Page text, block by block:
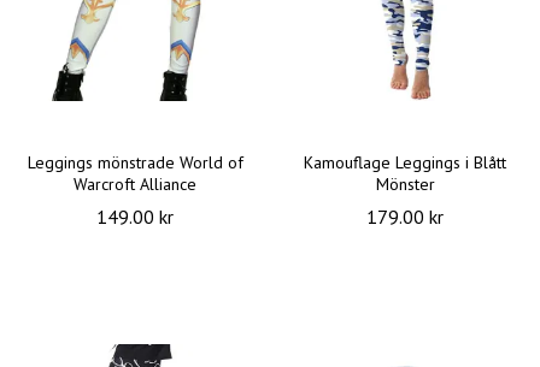
Leggings mönstrade World of
Warcroft Alliance
149.00 kr
Kamouflage Leggings i Blått
Mönster
179.00 kr